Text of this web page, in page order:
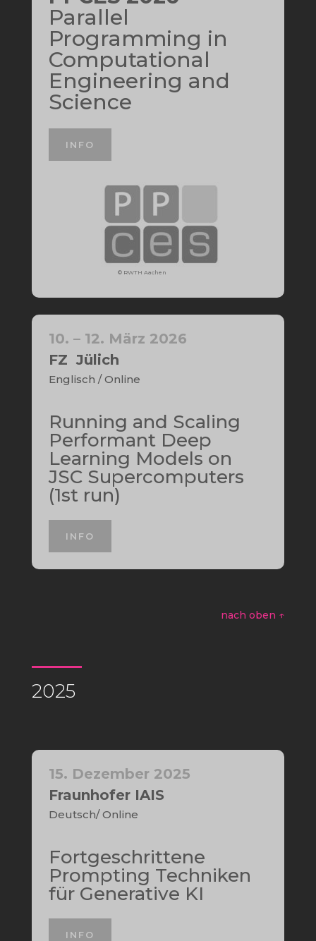
Parallel
Programming in
Computational
Engineering and
Science
INFO
© RWTH Aachen
10. – 12. März 2026
FZ Jülich
Englisch / Online
Running and Scaling
Performant Deep
Learning Models on
JSC Supercomputers
(1st run)
INFO
nach oben ↑
2025
15. Dezember 2025
Fraunhofer IAIS
Deutsch/ Online
Fortgeschrittene
Prompting Techniken
für Generative KI
INFO